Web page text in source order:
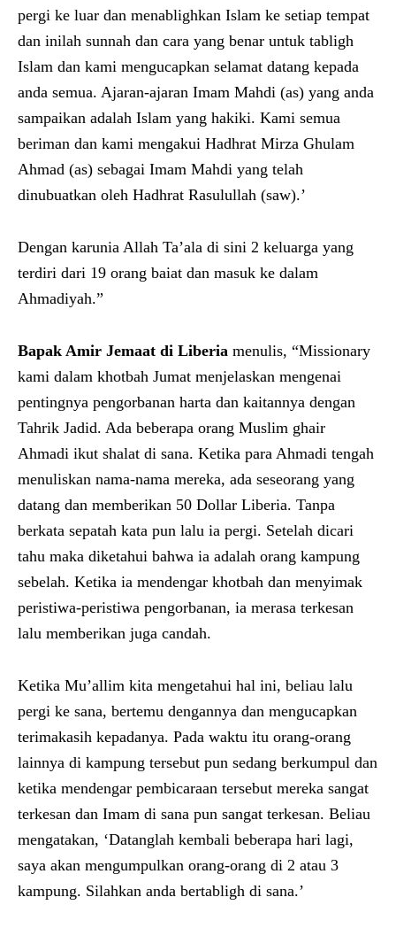
pergi ke luar dan menablighkan Islam ke setiap tempat
dan inilah sunnah dan cara yang benar untuk tabligh
Islam dan kami mengucapkan selamat datang kepada
anda semua. Ajaran-ajaran Imam Mahdi (as) yang anda
sampaikan adalah Islam yang hakiki. Kami semua
beriman dan kami mengakui Hadhrat Mirza Ghulam
Ahmad (as) sebagai Imam Mahdi yang telah
dinubuatkan oleh Hadhrat Rasulullah (saw).’
Dengan karunia Allah Ta’ala di sini 2 keluarga yang
terdiri dari 19 orang baiat dan masuk ke dalam
Ahmadiyah.”
Bapak Amir Jemaat di Liberia menulis, “Missionary
kami dalam khotbah Jumat menjelaskan mengenai
pentingnya pengorbanan harta dan kaitannya dengan
Tahrik Jadid. Ada beberapa orang Muslim ghair
Ahmadi ikut shalat di sana. Ketika para Ahmadi tengah
menuliskan nama-nama mereka, ada seseorang yang
datang dan memberikan 50 Dollar Liberia. Tanpa
berkata sepatah kata pun lalu ia pergi. Setelah dicari
tahu maka diketahui bahwa ia adalah orang kampung
sebelah. Ketika ia mendengar khotbah dan menyimak
peristiwa-peristiwa pengorbanan, ia merasa terkesan
lalu memberikan juga candah.
Ketika Mu’allim kita mengetahui hal ini, beliau lalu
pergi ke sana, bertemu dengannya dan mengucapkan
terimakasih kepadanya. Pada waktu itu orang-orang
lainnya di kampung tersebut pun sedang berkumpul dan
ketika mendengar pembicaraan tersebut mereka sangat
terkesan dan Imam di sana pun sangat terkesan. Beliau
mengatakan, ‘Datanglah kembali beberapa hari lagi,
saya akan mengumpulkan orang-orang di 2 atau 3
kampung. Silahkan anda bertabligh di sana.’